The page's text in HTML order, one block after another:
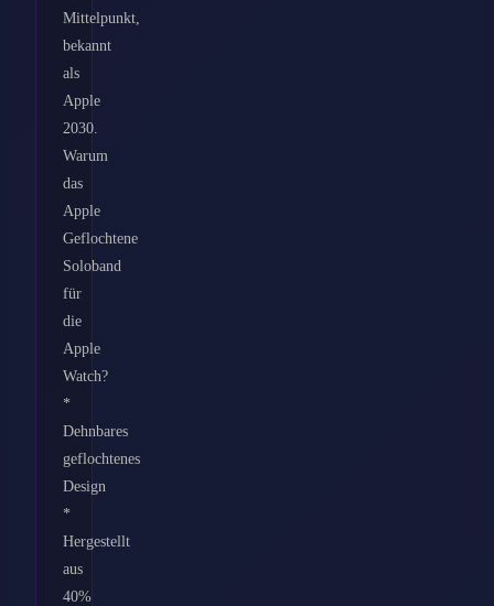
Mittelpunkt,
bekannt
als
Apple
2030.
Warum
das
Apple
Geflochtene
Soloband
für
die
Apple
Watch?
*
Dehnbares
geflochtenes
Design
*
Hergestellt
aus
40%